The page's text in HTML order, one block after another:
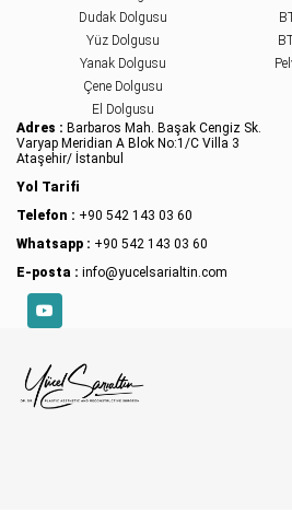
Dudak Dolgusu
Yüz Dolgusu
Yanak Dolgusu
Çene Dolgusu
El Dolgusu
Adres : Barbaros Mah. Başak Cengiz Sk.
Varyap Meridian A Blok No:1/C Villa 3
Ataşehir/ İstanbul
Yol Tarifi
Telefon : +90 542 143 03 60
Whatsapp : +90 542 143 03 60
E-posta : info@yucelsarialtin.com
YouTube